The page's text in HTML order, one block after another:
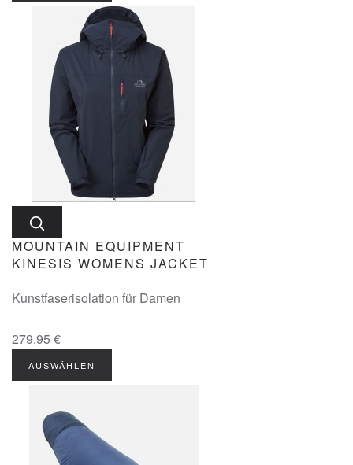
MOUNTAIN EQUIPMENT
KINESIS WOMENS JACKET
Kunstfaserisolation für Damen
279,95 €
AUSWÄHLEN